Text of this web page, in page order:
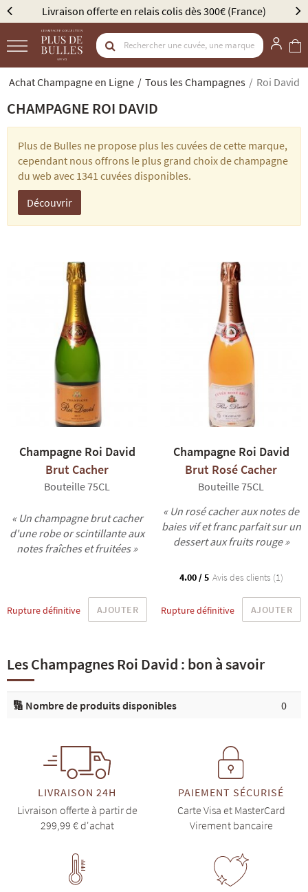
NOS COFFRETS DÉCOUVERTES NOS MEILLEURES VENTES
Livraison offerte en relais colis dès 300€ (France)
Achat Champagne en Ligne Tous les Champagnes Roi David
CHAMPAGNE ROI DAVID
Plus de Bulles ne propose plus les cuvées de cette marque,
cependant nous offrons le plus grand choix de champagne
du web avec 1341 cuvées disponibles.
Découvrir
Champagne Roi David
Brut Cacher
Bouteille 75CL
« Un champagne brut cacher
d'une robe or scintillante aux
notes fraîches et fruitées »
Rupture définitive AJOUTER
Champagne Roi David
Brut Rosé Cacher
Bouteille 75CL
« Un rosé cacher aux notes de
baies vif et franc parfait sur un
dessert aux fruits rouge »
4.00 / 5 Avis des clients (1)
Rupture définitive AJOUTER
Les Champagnes Roi David : bon à savoir
🔢 Nombre de produits disponibles 0
LIVRAISON 24H
Livraison offerte à partir de
299,99 € d'achat
PAIEMENT SÉCURISÉ
Carte Visa et MasterCard
Virement bancaire